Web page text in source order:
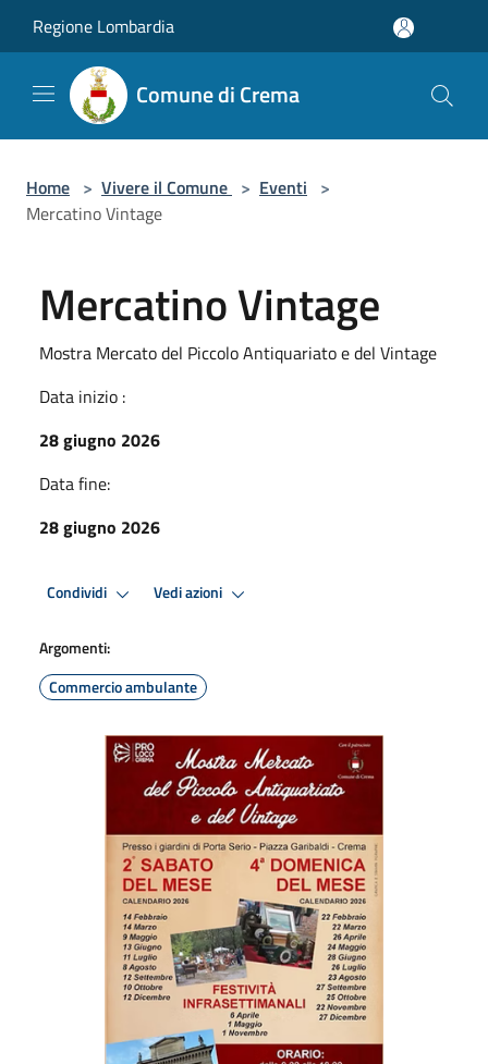
Regione Lombardia
Comune di Crema
Home > Vivere il Comune > Eventi >
Mercatino Vintage
Mercatino Vintage
Mostra Mercato del Piccolo Antiquariato e del Vintage
Data inizio :
28 giugno 2026
Data fine:
28 giugno 2026
Condividi Vedi azioni
Argomenti:
Commercio ambulante